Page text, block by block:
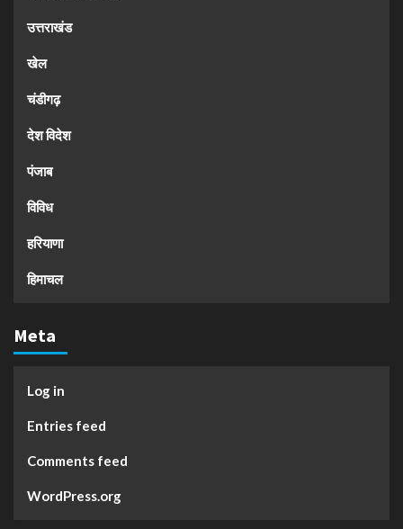
उत्तराखंड
खेल
चंडीगढ़
देश विदेश
पंजाब
विविध
हरियाणा
हिमाचल
Meta
Log in
Entries feed
Comments feed
WordPress.org